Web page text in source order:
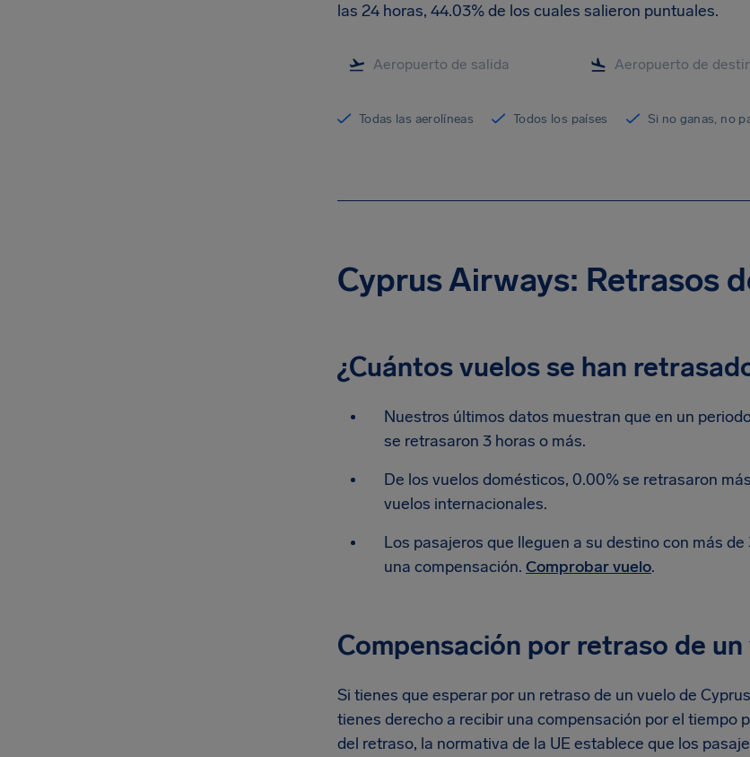
las 24 horas, 44.03% de los cuales salieron puntuales.
Todas las aerolíneas Todos los países Si no ganas, no
Cyprus Airways: Retrasos
¿Cuántos vuelos se han
Nuestros últimos datos muestran que en un
se retrasaron 3 horas o más.
De los vuelos domésticos, 0.00% se retrasaron
vuelos internacionales.
Los pasajeros que lleguen a su destino con más
una compensación. Comprobar vuelo.
Compensación por retraso de
Si tienes que esperar por un retraso de un vuelo de
tienes derecho a recibir una compensación por el tiempo
del retraso, la normativa de la UE establece que los